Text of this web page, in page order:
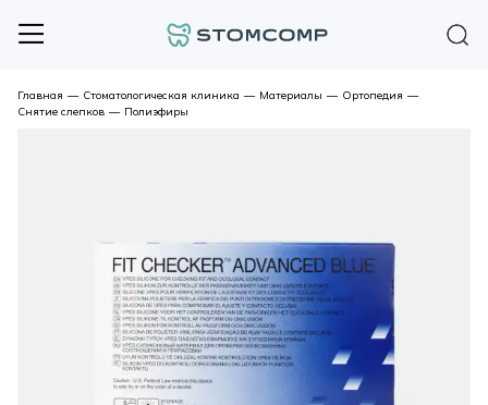
Главная — Стоматологическая клиника — Материалы — Ортопедия —
Снятие слепков — Полиэфиры